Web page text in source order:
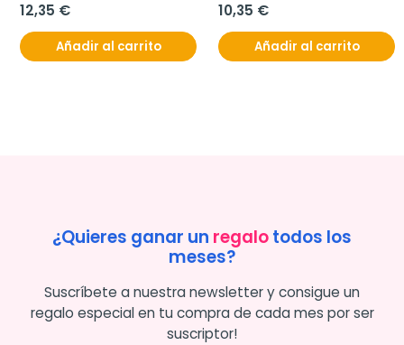
12,35 €
Añadir al carrito
10,35 €
Añadir al carrito
¿Quieres ganar un regalotodos los
meses?
Suscríbete a nuestra newsletter y consigue un
regalo especial en tu compra de cada mes por ser
suscriptor!